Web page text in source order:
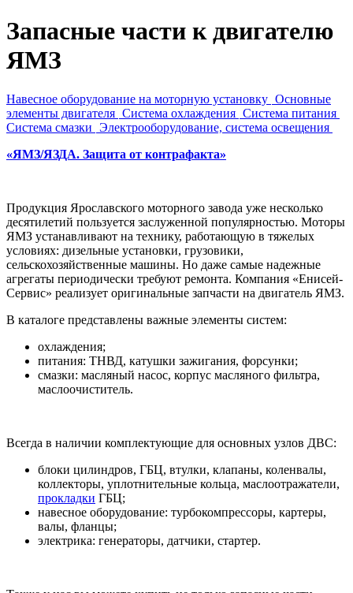
Запасные части к двигателю
ЯМЗ
Навесное оборудование на моторную установку Основные
элементы двигателя Система охлаждения Система питания
Система смазки Электрооборудование, система освещения
«ЯМЗ/ЯЗДА. Защита от контрафакта»
Продукция Ярославского моторного завода уже несколько
десятилетий пользуется заслуженной популярностью. Моторы
ЯМЗ устанавливают на технику, работающую в тяжелых
условиях: дизельные установки, грузовики,
сельскохозяйственные машины. Но даже самые надежные
агрегаты периодически требуют ремонта. Компания «Енисей-
Сервис» реализует оригинальные запчасти на двигатель ЯМЗ.
В каталоге представлены важные элементы систем:
охлаждения;
питания: ТНВД, катушки зажигания, форсунки;
смазки: масляный насос, корпус масляного фильтра,
маслоочиститель.
Всегда в наличии комплектующие для основных узлов ДВС:
блоки цилиндров, ГБЦ, втулки, клапаны, коленвалы,
коллекторы, уплотнительные кольца, маслоотражатели,
прокладки ГБЦ;
навесное оборудование: турбокомпрессоры, картеры,
валы, фланцы;
электрика: генераторы, датчики, стартер.